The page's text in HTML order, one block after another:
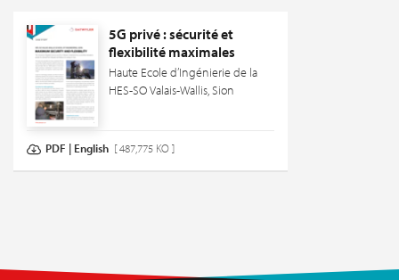
5G privé : sécurité et
flexibilité maximales
Haute Ecole d’Ingénierie de la
HES-SO Valais-Wallis, Sion
PDF | English [ 487,775 KO ]